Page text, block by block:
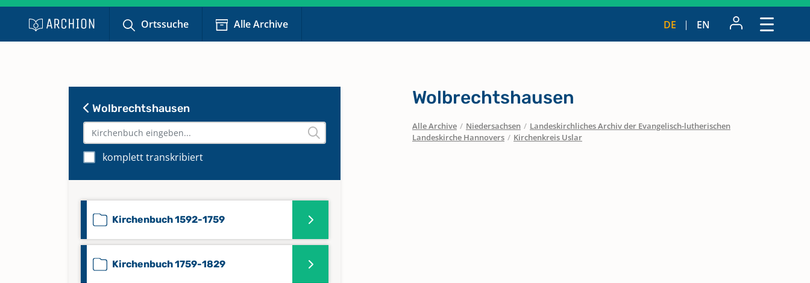
Ortssuche Alle Archive DE EN
Wolbrechtshausen
komplett transkribiert
Kirchenbuch 1592-1759
Kirchenbuch 1759-1829
Wolbrechtshausen
Alle Archive / Niedersachsen / Landeskirchliches Archiv der Evangelisch-lutherischen
Landeskirche Hannovers / Kirchenkreis Uslar